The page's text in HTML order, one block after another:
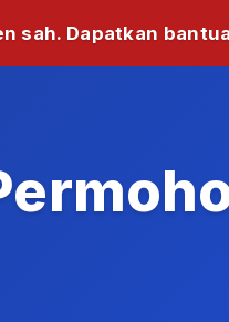
sah. Dapatkan